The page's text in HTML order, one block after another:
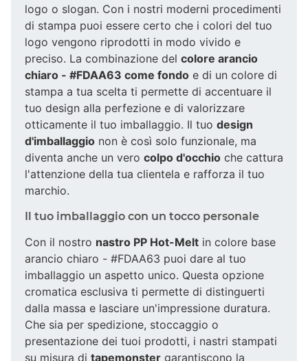
logo o slogan. Con i nostri moderni procedimenti
di stampa puoi essere certo che i colori del tuo
logo vengono riprodotti in modo vivido e
preciso. La combinazione del colore arancio
chiaro - #FDAA63 come fondo e di un colore di
stampa a tua scelta ti permette di accentuare il
tuo design alla perfezione e di valorizzare
otticamente il tuo imballaggio. Il tuo design
d'imballaggio non è così solo funzionale, ma
diventa anche un vero colpo d'occhio che cattura
l'attenzione della tua clientela e rafforza il tuo
marchio.
Il tuo imballaggio con un tocco personale
Con il nostro nastro PP Hot-Melt in colore base
arancio chiaro - #FDAA63 puoi dare al tuo
imballaggio un aspetto unico. Questa opzione
cromatica esclusiva ti permette di distinguerti
dalla massa e lasciare un'impressione duratura.
Che sia per spedizione, stoccaggio o
presentazione dei tuoi prodotti, i nastri stampati
su misura di tapemonster garantiscono la